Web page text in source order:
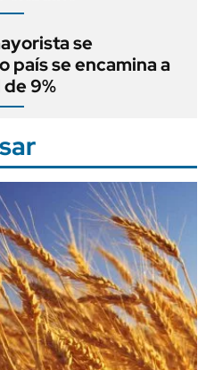
se
país se encamina a
9%